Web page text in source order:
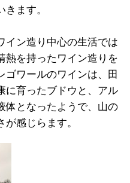
ます。
ン造り中心の生活では
熱を持ったワイン造りを
ゴワールのワインは、田
に育ったブドウと、アル
体となったようで、山の
感じらます。